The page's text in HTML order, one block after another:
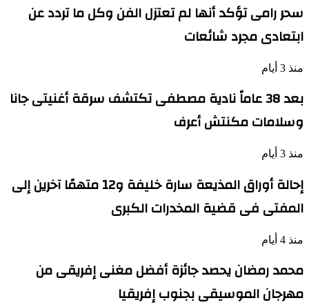
سحر رامى تؤكد أنها لم تعتزل الفن وكل ما تردد عن
ابتعادى مجرد شائعات
منذ 3 أيام
بعد 38 عاماً نادية مصطفى تكتشف سرقة أغنيتى جانا
وسلامات مكنتش أعرف
منذ 3 أيام
إحالة أوراق المذيعة سارة خليفة و12 متهمًا آخرين إلى
المفتى فى قضية المخدرات الكبرى
منذ 4 أيام
محمد رمضان يحصد جائزة أفضل مغنى إفريقى من
مهرجان الموسيقى بجنوب إفريقيا